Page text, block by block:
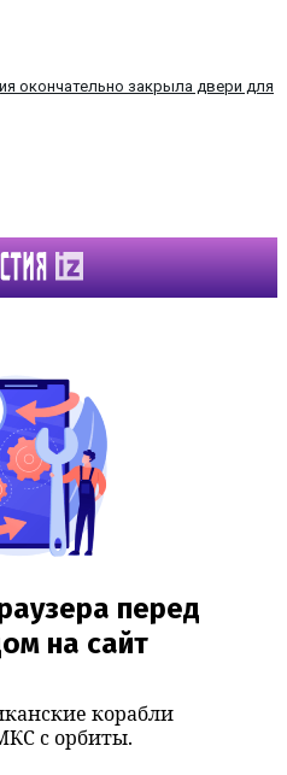
окончательно закрыла двери для
корабли
с орбиты.